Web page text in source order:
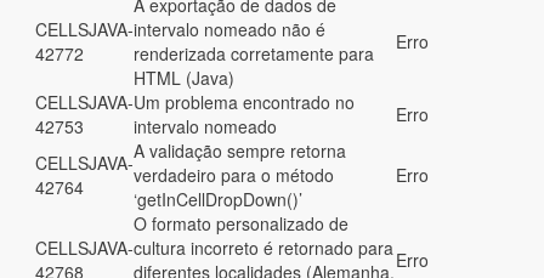
CELLSJAVA-
42772
A exportação de dados de
intervalo nomeado não é
renderizada corretamente para
HTML (Java)
Erro
CELLSJAVA-
42753
Um problema encontrado no
intervalo nomeado
Erro
CELLSJAVA-
42764
A validação sempre retorna
verdadeiro para o método
‘getInCellDropDown()’
Erro
CELLSJAVA-
42768
O formato personalizado de
cultura incorreto é retornado para
diferentes localidades (Alemanha,Erro